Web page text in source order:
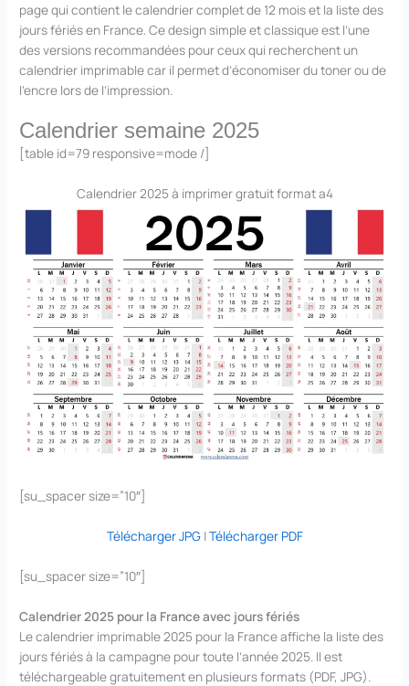
page qui contient le calendrier complet de 12 mois et la liste des
jours fériés en France. Ce design simple et classique est l’une
des versions recommandées pour ceux qui recherchent un
calendrier imprimable car il permet d’économiser du toner ou de
l’encre lors de l’impression.
Calendrier semaine 2025
[table id=79 responsive=mode /]
Calendrier 2025 à imprimer gratuit format a4
[su_spacer size=”10″]
Télécharger JPG|Télécharger PDF
[su_spacer size=”10″]
Calendrier 2025 pour la France avec jours fériés
Le calendrier imprimable 2025 pour la France affiche la liste des
jours fériés à la campagne pour toute l’année 2025. Il est
téléchargeable gratuitement en plusieurs formats (PDF, JPG).